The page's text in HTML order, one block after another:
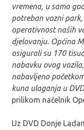
vremena, u samo
potreban vozni
operativnost naših
djelovanju. Općina
osigurali su 170
nabavku ovog
nabavljeno
kuna ulaganja u
prilikom načelnik
Uz DVD Donje